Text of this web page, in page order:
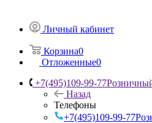
Личный кабинет
Корзина0
Отложенные0
+7(495)109-99-77
Назад
Телефоны
+7(495)109-99-77